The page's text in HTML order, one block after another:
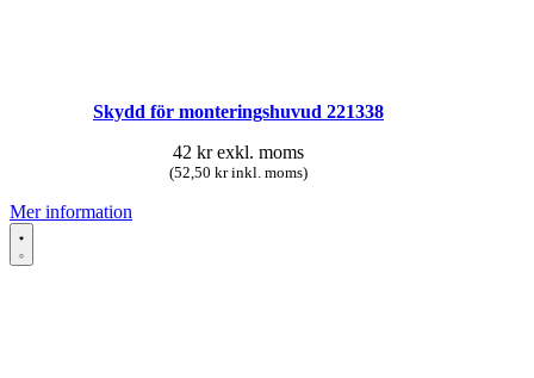
Skydd för monteringshuvud 221338
42 kr exkl. moms
(52,50 kr inkl. moms)
Mer information